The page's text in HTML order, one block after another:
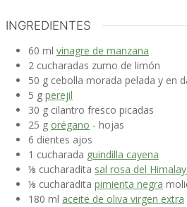
INGREDIENTES
60 ml vinagre de manzana
2 cucharadas zumo de limón
50 g cebolla morada pelada y en
5 g perejil
30 g cilantro fresco picadas
25 g orégano - hojas
6 dientes ajos
1 cucharada guindilla cayena
⅛ cucharadita sal rosa del
⅛ cucharadita pimienta negra
180 ml aceite de oliva virgen extra